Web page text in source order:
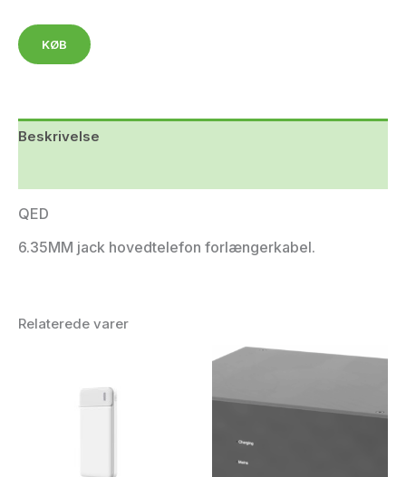
KØB
Beskrivelse
QED
6.35MM jack hovedtelefon forlængerkabel.
Relaterede varer